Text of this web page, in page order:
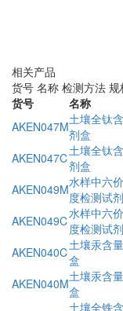
相关产品
货号 名称 检测方法 规
货号
名称
AKEN047M土壤全钛
剂盒
AKEN047C土壤全钛
剂盒
AKEN049M水样中六
度检测试
AKEN049C水样中六
度检测试
AKEN040C土壤汞含
盒
AKEN040M土壤汞含
盒
土壤全铁